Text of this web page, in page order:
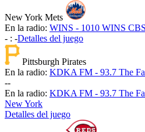
New York Mets
En la radio: WINS - 1010 WINS
- : -Detalles del juego
Pittsburgh Pirates
En la radio: KDKA FM - 93.7 The
--
En la radio: KDKA FM - 93.7 The
New York
Detalles del juego